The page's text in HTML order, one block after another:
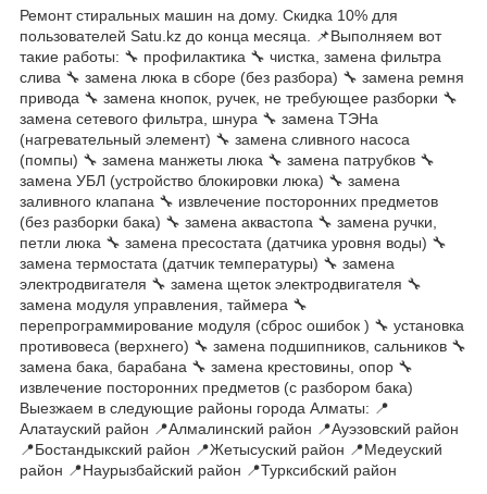
Ремонт стиральных машин на дому. Скидка 10% для
пользователей Satu.kz до конца месяца. 📌Выполняем вот
такие работы: 🔧 профилактика 🔧 чистка, замена фильтра
слива 🔧 замена люка в сборе (без разбора) 🔧 замена ремня
привода 🔧 замена кнопок, ручек, не требующее разборки 🔧
замена сетевого фильтра, шнура 🔧 замена ТЭНа
(нагревательный элемент) 🔧 замена сливного насоса
(помпы) 🔧 замена манжеты люка 🔧 замена патрубков 🔧
замена УБЛ (устройство блокировки люка) 🔧 замена
заливного клапана 🔧 извлечение посторонних предметов
(без разборки бака) 🔧 замена аквастопа 🔧 замена ручки,
петли люка 🔧 замена пресостата (датчика уровня воды) 🔧
замена термостата (датчик температуры) 🔧 замена
электродвигателя 🔧 замена щеток электродвигателя 🔧
замена модуля управления, таймера 🔧
перепрограммирование модуля (сброс ошибок ) 🔧 установка
противовеса (верхнего) 🔧 замена подшипников, сальников 🔧
замена бака, барабана 🔧 замена крестовины, опор 🔧
извлечение посторонних предметов (с разбором бака)
Выезжаем в следующие районы города Алматы: 📍
Алатауский район 📍Алмалинский район 📍Ауэзовский район
📍Бостандыкский район 📍Жетысуский район 📍Медеуский
район 📍Наурызбайский район 📍Турксибский район